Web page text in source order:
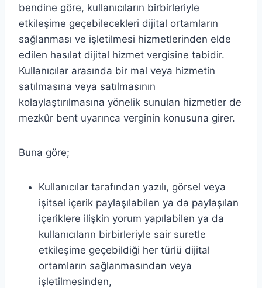
bendine göre, kullanıcıların birbirleriyle
etkileşime geçebilecekleri dijital ortamların
sağlanması ve işletilmesi hizmetlerinden elde
edilen hasılat dijital hizmet vergisine tabidir.
Kullanıcılar arasında bir mal veya hizmetin
satılmasına veya satılmasının
kolaylaştırılmasına yönelik sunulan hizmetler de
mezkûr bent uyarınca verginin konusuna girer.
Buna göre;
Kullanıcılar tarafından yazılı, görsel veya
işitsel içerik paylaşılabilen ya da paylaşılan
içeriklere ilişkin yorum yapılabilen ya da
kullanıcıların birbirleriyle sair suretle
etkileşime geçebildiği her türlü dijital
ortamların sağlanmasından veya
işletilmesinden,